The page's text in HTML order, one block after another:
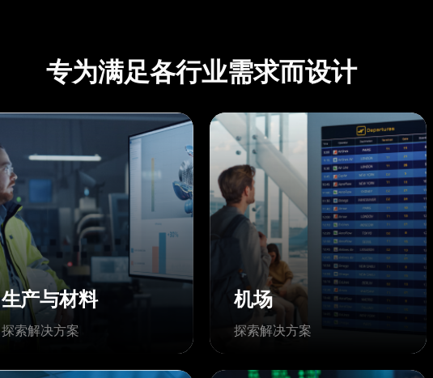
专为满足各行业需求而设计
生产与材料
探索解决方案
机场
探索解决方案